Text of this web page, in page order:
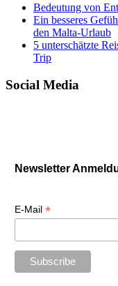
Bedeutung von
Ein besseres
den Malta-Urlaub
5 unterschätzte
Trip
Social Media
Newsletter
E-Mail *